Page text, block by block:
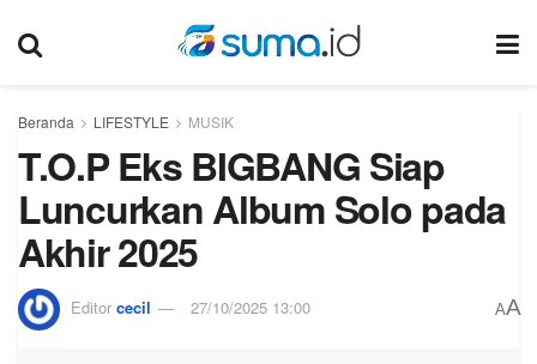
Beranda LIFESTYLE MUSIK
T.O.P Eks BIGBANG Siap
Luncurkan Album Solo pada
Akhir 2025
Editor cecil 27/10/2025 13:00 AA